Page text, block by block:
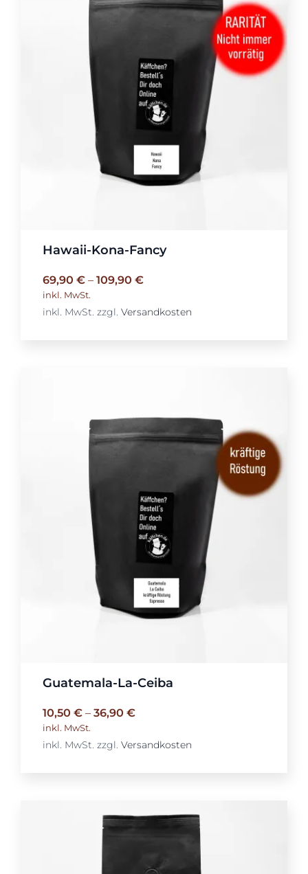
Hawaii-Kona-Fancy
69,90 €– 109,90 €
inkl. MwSt.
inkl. MwSt. zzgl. Versandkosten
Guatemala-La-Ceiba
10,50 €– 36,90 €
inkl. MwSt.
inkl. MwSt. zzgl. Versandkosten